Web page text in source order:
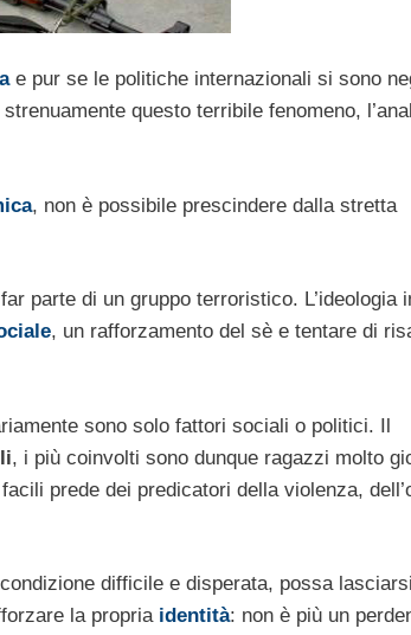
e pur se le politiche internazionali si sono
questo terribile fenomeno,
, non è possibile prescindere dalla stretta
parte di un gruppo terroristico. L’ideologia
, un rafforzamento del sè e tentare di
sono solo fattori sociali o politici. Il
, i più coinvolti sono dunque ragazzi molto
prede dei predicatori della violenza,
difficile e disperata, possa lasciarsi
la propria identità: non è più un